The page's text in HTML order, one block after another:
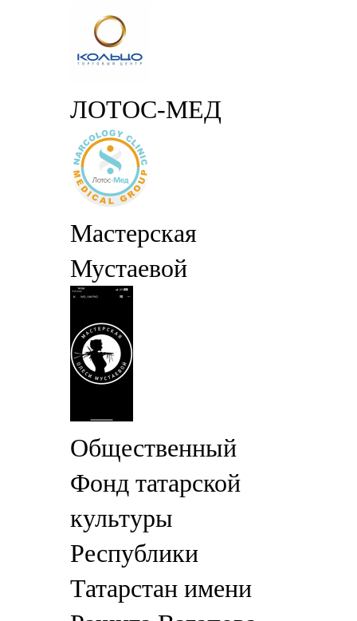
ЛОТОС-МЕД
Мастерская
Мустаевой
Общественный
Фонд татарской
культуры
Республики
Татарстан имени